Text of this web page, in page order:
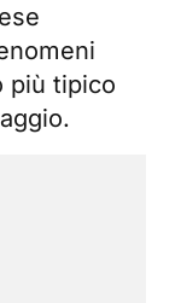
più tipico